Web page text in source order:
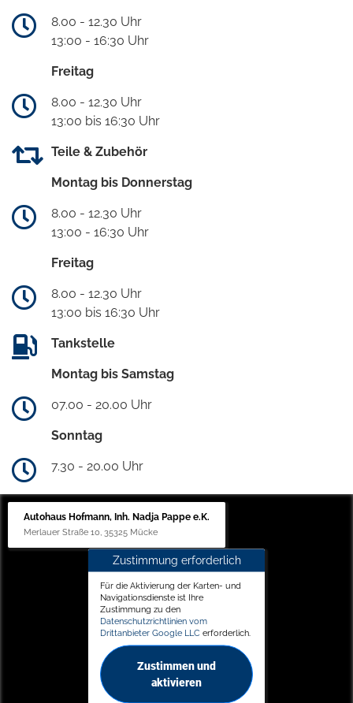
8.00 - 12.30 Uhr
13:00 - 16:30 Uhr
Freitag
8.00 - 12.30 Uhr
13:00 bis 16:30 Uhr
Teile & Zubehör
Montag bis Donnerstag
8.00 - 12.30 Uhr
13:00 - 16:30 Uhr
Freitag
8.00 - 12.30 Uhr
13:00 bis 16:30 Uhr
Tankstelle
Montag bis Samstag
07.00 - 20.00 Uhr
Sonntag
7.30 - 20.00 Uhr
Autohaus Hofmann, Inh. Nadja Pappe e.K.
Merlauer Straße 10, 35325 Mücke
Zustimmung erforderlich
Für die Aktivierung der Karten- und
Navigationsdienste ist Ihre
Zustimmung zu den
Datenschutzrichtlinien vom
Drittanbieter Google LLC erforderlich.
Zustimmen und
aktivieren